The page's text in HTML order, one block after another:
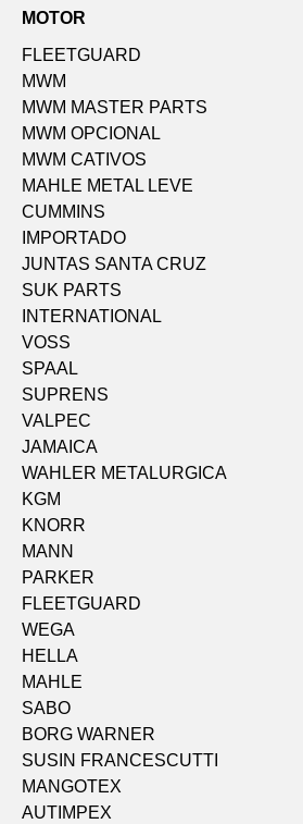
MOTOR
FLEETGUARD
MWM
MWM MASTER PARTS
MWM OPCIONAL
MWM CATIVOS
MAHLE METAL LEVE
CUMMINS
IMPORTADO
JUNTAS SANTA CRUZ
SUK PARTS
INTERNATIONAL
VOSS
SPAAL
SUPRENS
VALPEC
JAMAICA
WAHLER METALURGICA
KGM
KNORR
MANN
PARKER
FLEETGUARD
WEGA
HELLA
MAHLE
SABO
BORG WARNER
SUSIN FRANCESCUTTI
MANGOTEX
AUTIMPEX